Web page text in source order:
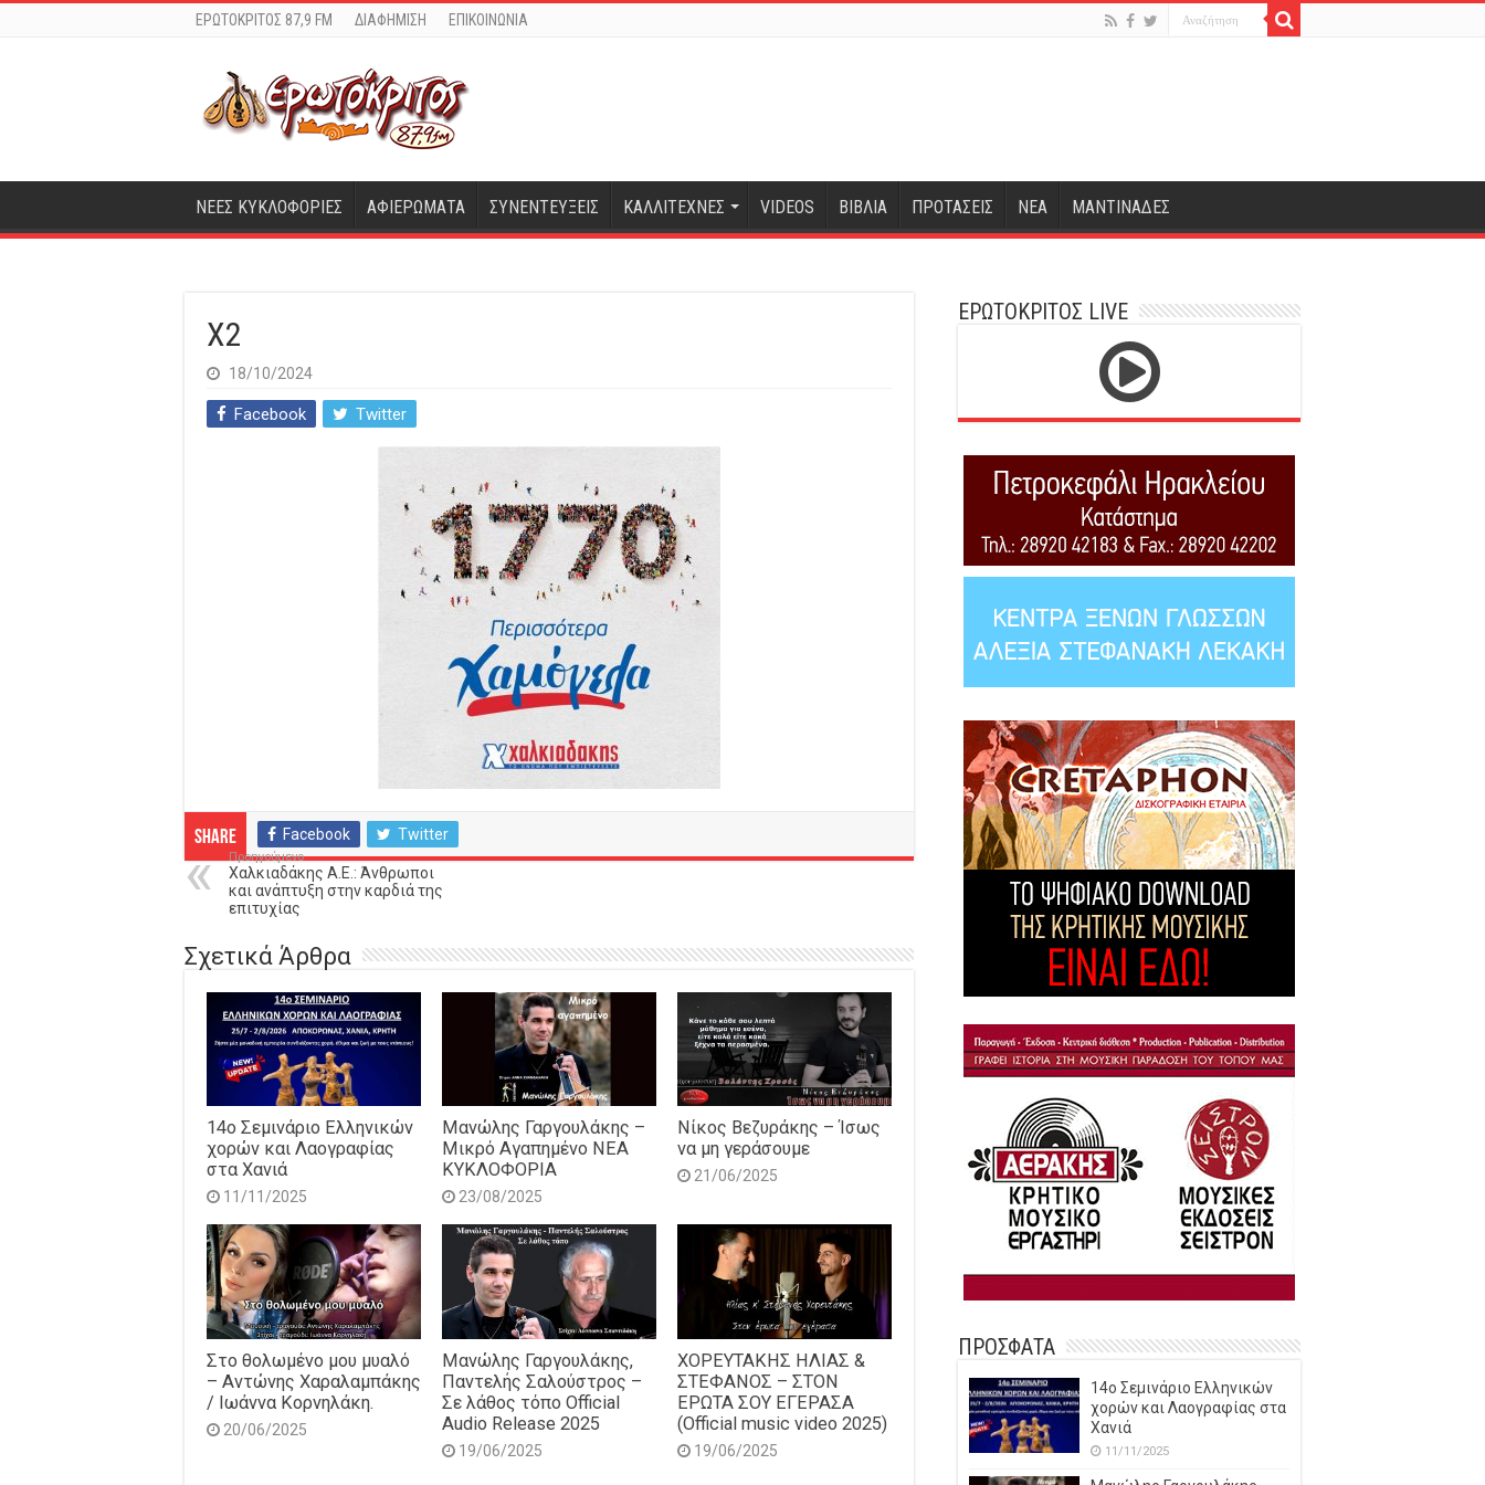
ΕΡΩΤΟΚΡΙΤΟΣ 87,9 FM ΔΙΑΦΗΜΙΣΗ ΕΠΙΚΟΙΝΩΝΙΑ
ΝΕΕΣ ΚΥΚΛΟΦΟΡΙΕΣ ΑΦΙΕΡΩΜΑΤΑ ΣΥΝΕΝΤΕΥΞΕΙΣ ΚΑΛΛΙΤΕΧΝΕΣ VIDEOS ΒΙΒΛΙΑ ΠΡΟΤΑΣΕΙΣ ΝΕΑ ΜΑΝΤΙΝΑΔΕΣ
X2
18/10/2024
Facebook Twitter
Share Facebook Twitter
Προηγούμενο
Χαλκιαδάκης Α.Ε.: Άνθρωποι
και ανάπτυξη στην καρδιά της
επιτυχίας
Σχετικά Άρθρα
14o Σεμινάριο Ελληνικών
χορών και Λαογραφίας
στα Χανιά
11/11/2025
Μανώλης Γαργουλάκης –
Μικρό Αγαπημένο NEΑ
ΚΥΚΛΟΦΟΡΙΑ
23/08/2025
Νίκος Βεζυράκης – Ίσως
να μη γεράσουμε
21/06/2025
Στο θολωμένο μου μυαλό
– Αντώνης Χαραλαμπάκης
/ Ιωάννα Κορνηλάκη.
20/06/2025
Μανώλης Γαργουλάκης,
Παντελής Σαλούστρος –
Σε λάθος τόπο Official
Audio Release 2025
19/06/2025
ΧΟΡΕΥΤΑΚΗΣ ΗΛΙΑΣ &
ΣΤΕΦΑΝΟΣ – ΣΤΟΝ
ΕΡΩΤΑ ΣΟΥ ΕΓΕΡΑΣΑ
(Official music video 2025)
19/06/2025
ΕΡΩΤΟΚΡΙΤΟΣ LIVE
ΠΡΟΣΦΑΤΑ
14o Σεμινάριο Ελληνικών
χορών και Λαογραφίας στα
Χανιά
11/11/2025